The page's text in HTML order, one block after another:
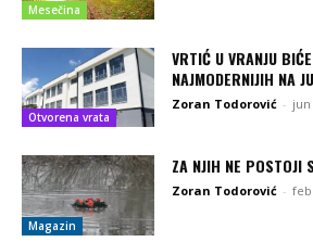
Mesečina
Otvorena vrata
VRTIĆ U VRANJU
NAJMODERNIJIH NA
Zoran Todorović - jun
Magazin
ZA NJIH NE POSTOJI
Zoran Todorović - feb